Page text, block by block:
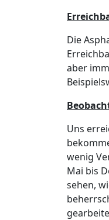
Die
aber
Uns
wenig
Mai bis
sehen,